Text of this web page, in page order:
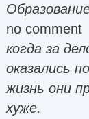
no comment
когда за
оказались
жизнь они
хуже.